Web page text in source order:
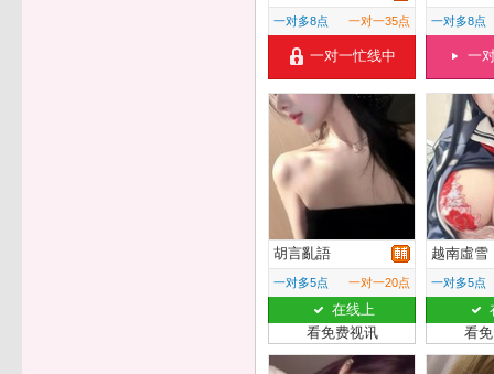
一对多8点 一对一35点
一对一忙线中
一对多8点
一
胡言亂語
一对多5点 一对一20点
在线上
看免费视讯
越南虛雪
一对多5点
看